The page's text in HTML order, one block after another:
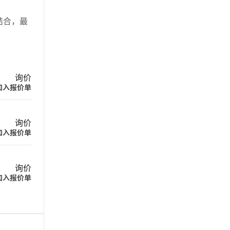
合，最
询价
入报价单
询价
入报价单
询价
入报价单